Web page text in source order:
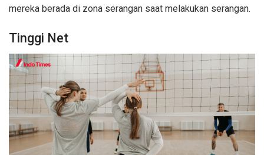
mereka berada di zona serangan saat melakukan serangan.
Tinggi Net